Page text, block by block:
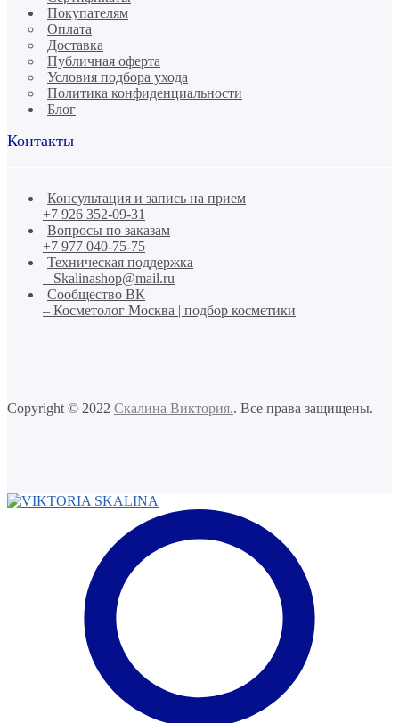
Покупателям
Оплата
Доставка
Публичная оферта
Условия подбора ухода
Политика конфиденциальности
Блог
Контакты
Консультация и запись на прием
+7 926 352-09-31
Вопросы по заказам
+7 977 040-75-75
Техническая поддержка
– Skalinashop@mail.ru
Сообщество ВК
– Косметолог Москва | подбор косметики
Copyright © 2022 Скалина Виктория.. Все права защищены.